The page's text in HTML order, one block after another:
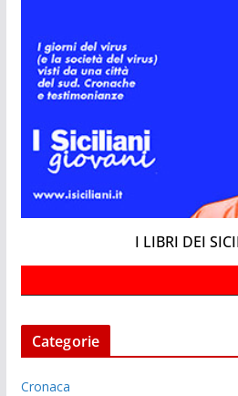
I LIBRI DEI
Categorie
Cronaca